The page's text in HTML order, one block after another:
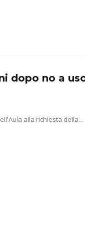
dopo no a
alla richiesta della...